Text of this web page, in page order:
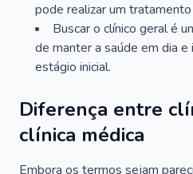
pode realizar um
Buscar o clínico geral é
de manter a saúde em dia
estágio inicial.
Diferença entre
clínica médica
Embora os termos sejam